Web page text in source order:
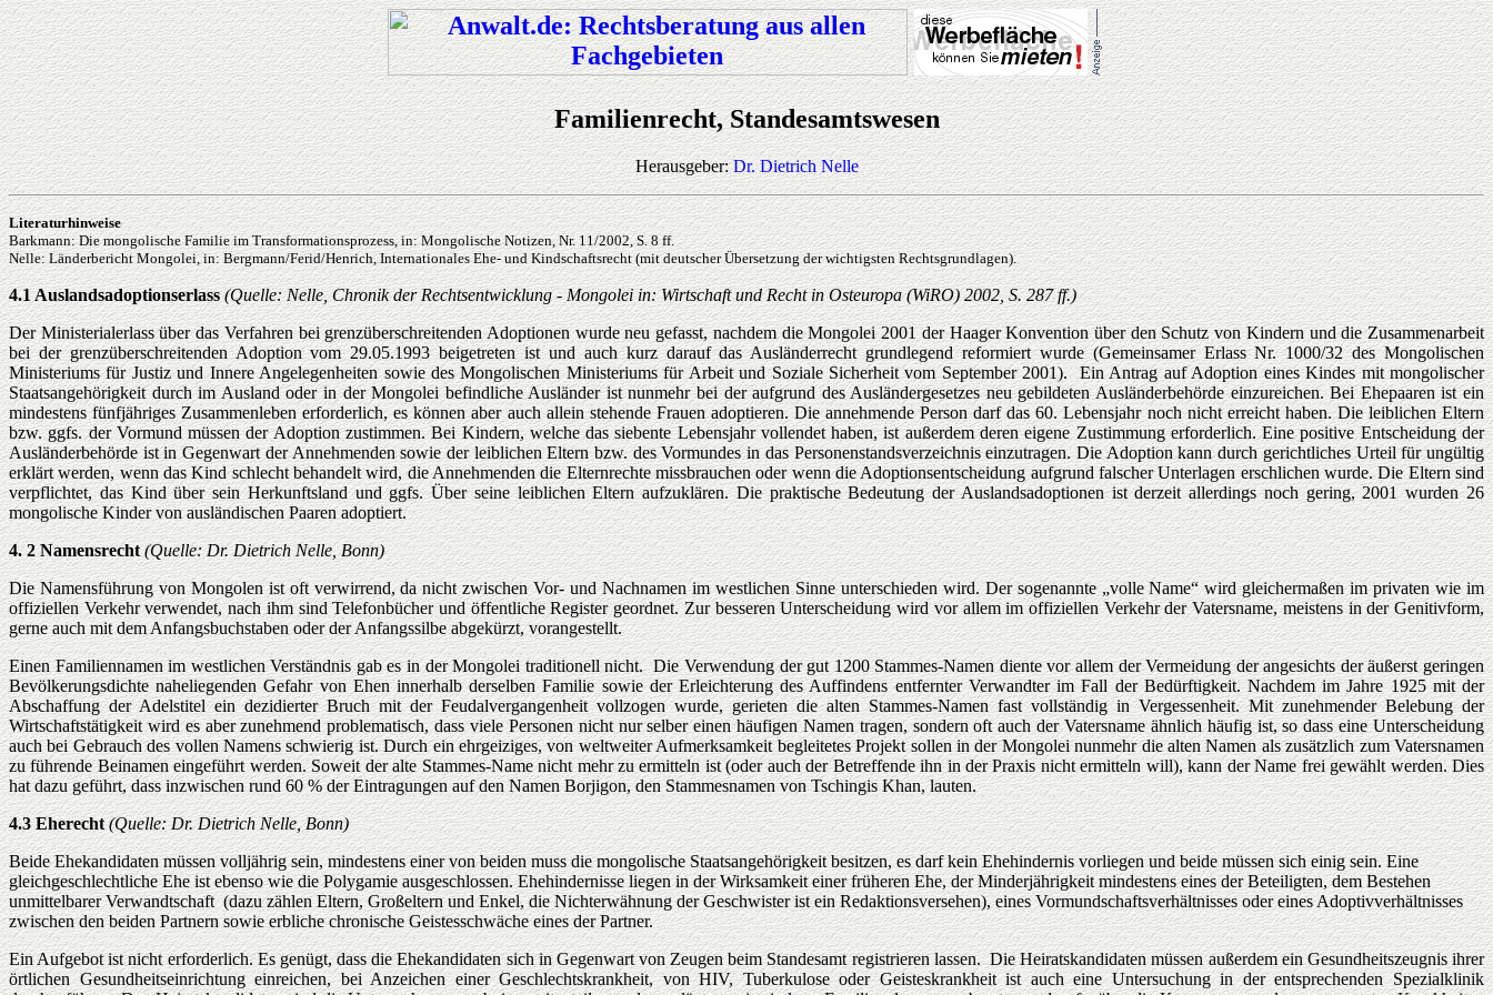
Familienrecht, Standesamtswesen
Herausgeber:Dr. Dietrich Nelle
Literaturhinweise
Barkmann: Die mongolische Familie im Transformationsprozess, in: Mongolische Notizen, Nr. 11/2002, S. 8 ff.
Nelle: Länderbericht Mongolei, in: Bergmann/Ferid/Henrich, Internationales Ehe- und Kindschaftsrecht (mit deutscher Übersetzung der wichtigsten Rechtsgrundlagen).
4.1 Auslandsadoptionserlass (Quelle: Nelle, Chronik der Rechtsentwicklung - Mongolei in: Wirtschaft und Recht in Osteuropa (WiRO) 2002, S. 287 ff.)
Der Ministerialerlass über das Verfahren bei grenzüberschreitenden Adoptionen wurde neu gefasst, nachdem die Mongolei 2001 der Haager Konvention über den Schutz von Kindern und die Zusammenarbeit
bei der grenzüberschreitenden Adoption vom 29.05.1993 beigetreten ist und auch kurz darauf das Ausländerrecht grundlegend reformiert wurde (Gemeinsamer Erlass Nr. 1000/32 des Mongolischen
Ministeriums für Justiz und Innere Angelegenheiten sowie des Mongolischen Ministeriums für Arbeit und Soziale Sicherheit vom September 2001). Ein Antrag auf Adoption eines Kindes mit mongolischer
Staatsangehörigkeit durch im Ausland oder in der Mongolei befindliche Ausländer ist nunmehr bei der aufgrund des Ausländergesetzes neu gebildeten Ausländerbehörde einzureichen. Bei Ehepaaren ist ein
mindestens fünfjähriges Zusammenleben erforderlich, es können aber auch allein stehende Frauen adoptieren. Die annehmende Person darf das 60. Lebensjahr noch nicht erreicht haben. Die leiblichen Eltern
bzw. ggfs. der Vormund müssen der Adoption zustimmen. Bei Kindern, welche das siebente Lebensjahr vollendet haben, ist außerdem deren eigene Zustimmung erforderlich. Eine positive Entscheidung der
Ausländerbehörde ist in Gegenwart der Annehmenden sowie der leiblichen Eltern bzw. des Vormundes in das Personenstandsverzeichnis einzutragen. Die Adoption kann durch gerichtliches Urteil für ungültig
erklärt werden, wenn das Kind schlecht behandelt wird, die Annehmenden die Elternrechte missbrauchen oder wenn die Adoptionsentscheidung aufgrund falscher Unterlagen erschlichen wurde. Die Eltern sind
verpflichtet, das Kind über sein Herkunftsland und ggfs. Über seine leiblichen Eltern aufzuklären. Die praktische Bedeutung der Auslandsadoptionen ist derzeit allerdings noch gering, 2001 wurden 26
mongolische Kinder von ausländischen Paaren adoptiert.
4. 2 Namensrecht(Quelle: Dr. Dietrich Nelle, Bonn)
Die Namensführung von Mongolen ist oft verwirrend, da nicht zwischen Vor- und Nachnamen im westlichen Sinne unterschieden wird. Der sogenannte „volle Name“ wird gleichermaßen im privaten wie im
offiziellen Verkehr verwendet, nach ihm sind Telefonbücher und öffentliche Register geordnet. Zur besseren Unterscheidung wird vor allem im offiziellen Verkehr der Vatersname, meistens in der Genitivform,
gerne auch mit dem Anfangsbuchstaben oder der Anfangssilbe abgekürzt, vorangestellt.
Einen Familiennamen im westlichen Verständnis gab es in der Mongolei traditionell nicht. Die Verwendung der gut 1200 Stammes-Namen diente vor allem der Vermeidung der angesichts der äußerst geringen
Bevölkerungsdichte naheliegenden Gefahr von Ehen innerhalb derselben Familie sowie der Erleichterung des Auffindens entfernter Verwandter im Fall der Bedürftigkeit. Nachdem im Jahre 1925 mit der
Abschaffung der Adelstitel ein dezidierter Bruch mit der Feudalvergangenheit vollzogen wurde, gerieten die alten Stammes-Namen fast vollständig in Vergessenheit. Mit zunehmender Belebung der
Wirtschaftstätigkeit wird es aber zunehmend problematisch, dass viele Personen nicht nur selber einen häufigen Namen tragen, sondern oft auch der Vatersname ähnlich häufig ist, so dass eine Unterscheidung
auch bei Gebrauch des vollen Namens schwierig ist. Durch ein ehrgeiziges, von weltweiter Aufmerksamkeit begleitetes Projekt sollen in der Mongolei nunmehr die alten Namen als zusätzlich zum Vatersnamen
zu führende Beinamen eingeführt werden. Soweit der alte Stammes-Name nicht mehr zu ermitteln ist (oder auch der Betreffende ihn in der Praxis nicht ermitteln will), kann der Name frei gewählt werden. Dies
hat dazu geführt, dass inzwischen rund 60 % der Eintragungen auf den Namen Borjigon, den Stammesnamen von Tschingis Khan, lauten.
4.3 Eherecht (Quelle: Dr. Dietrich Nelle, Bonn)
Beide Ehekandidaten müssen volljährig sein, mindestens einer von beiden muss die mongolische Staatsangehörigkeit besitzen, es darf kein Ehehindernis vorliegen und beide müssen sich einig sein. Eine
gleichgeschlechtliche Ehe ist ebenso wie die Polygamie ausgeschlossen. Ehehindernisse liegen in der Wirksamkeit einer früheren Ehe, der Minderjährigkeit mindestens eines der Beteiligten, dem Bestehen
unmittelbarer Verwandtschaft (dazu zählen Eltern, Großeltern und Enkel, die Nichterwähnung der Geschwister ist ein Redaktionsversehen), eines Vormundschaftsverhältnisses oder eines Adoptivverhältnisses
zwischen den beiden Partnern sowie erbliche chronische Geistesschwäche eines der Partner.
Ein Aufgebot ist nicht erforderlich. Es genügt, dass die Ehekandidaten sich in Gegenwart von Zeugen beim Standesamt registrieren lassen. Die Heiratskandidaten müssen außerdem ein Gesundheitszeugnis ihrer
örtlichen Gesundheitseinrichtung einreichen, bei Anzeichen einer Geschlechtskrankheit, von HIV, Tuberkulose oder Geisteskrankheit ist auch eine Untersuchung in der entsprechenden Spezialklinik